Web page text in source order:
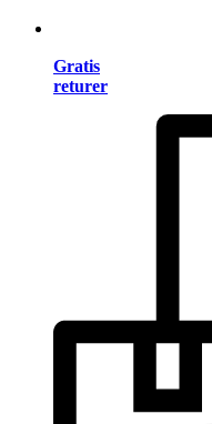
Gratis
returer